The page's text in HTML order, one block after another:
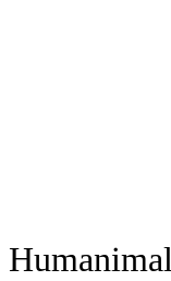
Humanimal